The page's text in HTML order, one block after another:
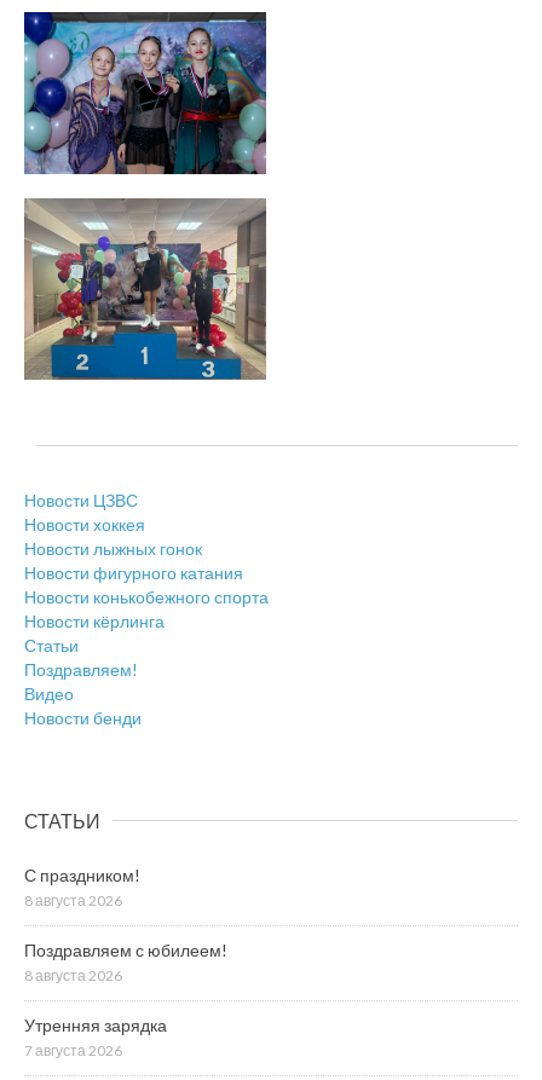
Новости ЦЗВС
Новости хоккея
Новости лыжных гонок
Новости фигурного катания
Новости конькобежного спорта
Новости кёрлинга
Статьи
Поздравляем!
Видео
Новости бенди
СТАТЬИ
С праздником!
8 августа 2026
Поздравляем с юбилеем!
8 августа 2026
Утренняя зарядка
7 августа 2026